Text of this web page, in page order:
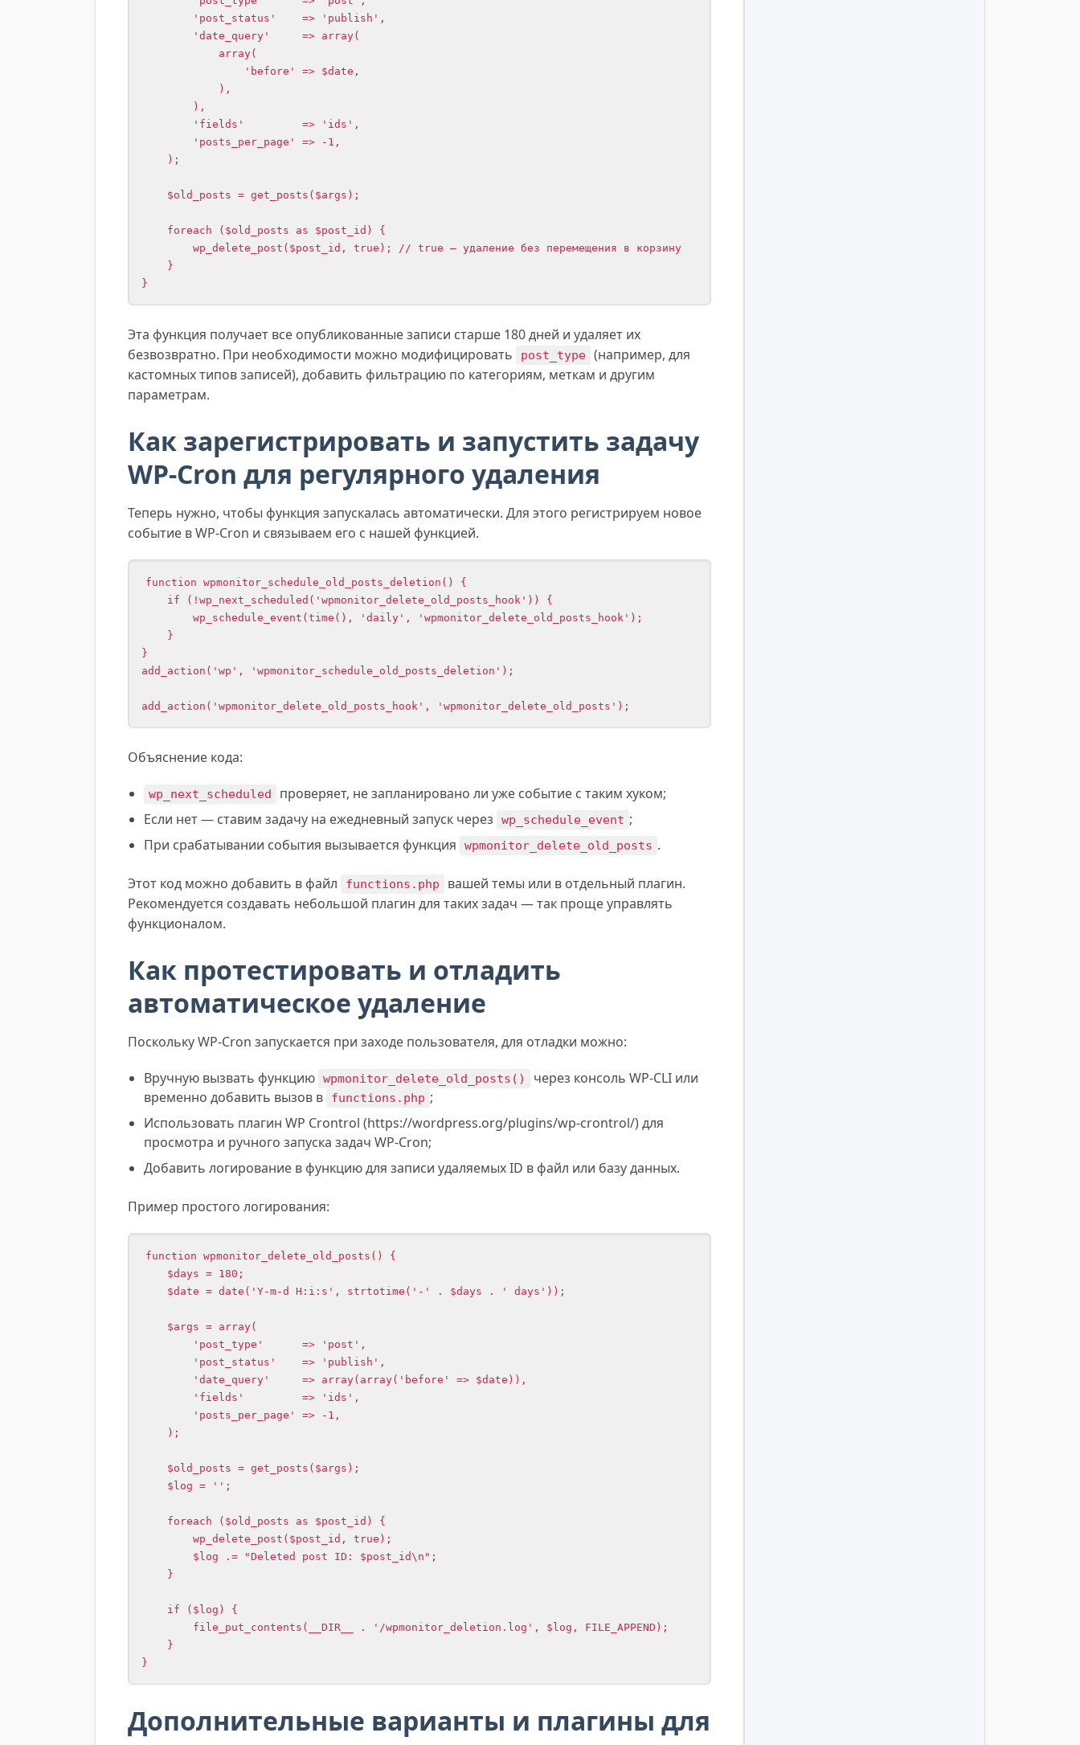
}
Эта функция получает все опубликованные записи старше 180 дней и удаляет их
безвозвратно. При необходимости можно модифицировать
post_type (например, для
кастомных типов записей), добавить фильтрацию по категориям, меткам и другим
параметрам.
Как зарегистрировать и запустить задачу
WP-Cron для регулярного удаления
Теперь нужно, чтобы функция запускалась автоматически. Для этого регистрируем новое
событие в WP-Cron и связываем его с нашей функцией.
function wpmonitor_schedule_old_posts_deletion() {
}
add_action('wp', 'wpmonitor_schedule_old_posts_deletion');
add_action('wpmonitor_delete_old_posts_hook', 'wpmonitor_delete_old_posts');
Объяснение кода:
wp_next_scheduled
проверяет, не запланировано ли уже событие с таким хуком;
Если нет — ставим задачу на ежедневный запуск через
wp_schedule_event ;
При срабатывании события вызывается функция
wpmonitor_delete_old_posts .
Этот код можно добавить в файл functions.php
вашей темы или в отдельный плагин.
Рекомендуется создавать небольшой плагин для таких задач — так проще управлять
функционалом.
Как протестировать и отладить
автоматическое удаление
Поскольку WP-Cron запускается при заходе пользователя, для отладки можно:
Вручную вызвать функцию wpmonitor_delete_old_posts()
через консоль WP-CLI или
временно добавить вызов в
functions.php ;
Использовать плагин WP Crontrol (https://wordpress.org/plugins/wp-crontrol/) для
просмотра и ручного запуска задач WP-Cron;
Добавить логирование в функцию для записи удаляемых ID в файл или базу данных.
Пример простого логирования:
function wpmonitor_delete_old_posts() {
}
Дополнительные варианты и плагины для